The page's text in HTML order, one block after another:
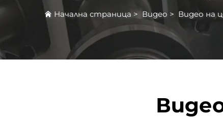
Начална страница > Видео > Видео на